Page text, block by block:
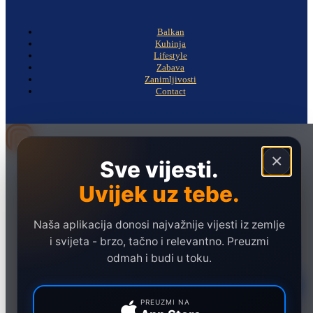
Balkan
Kuhinja
Lifestyle
Zabava
Zanimljivosti
Contact
×
Sve vijesti.
Uvijek uz tebe.
Naša aplikacija donosi najvažnije vijesti iz zemlje
i svijeta - brzo, tačno i relevantno. Preuzmi
odmah i budi u toku.
PREUZMI NA
Hronika